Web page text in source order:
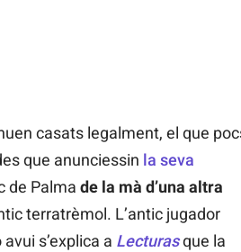
casats legalment, el que
que anunciessin la seva
de Palma de la mà d’una altra
terratrèmol. L’antic jugador
s’explica a Lecturasque la